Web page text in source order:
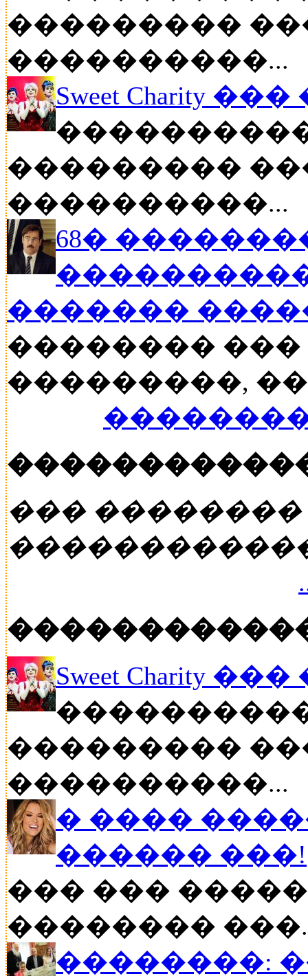
���������
����������...
Sweet Charity
���������
����������...
68�
�������
��������
���������,
���
Sweet Charity
���������
����������...
� ����
������ ���!
��� ���
��������
��������: